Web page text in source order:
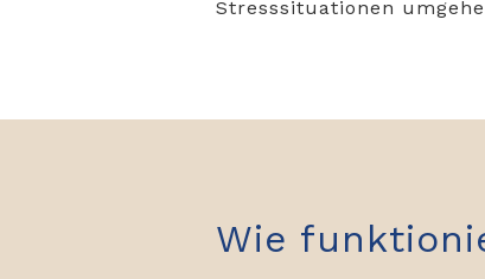
Stresssituationen
Wie